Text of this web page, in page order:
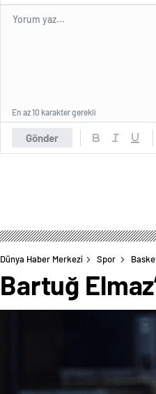
Gönder
En az 10 karakter gerekli
Dünya Haber Merkezi Spor
Bartuğ